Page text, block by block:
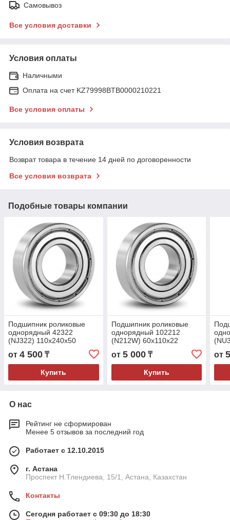
Самовывоз
Все условия доставки
Условия оплаты
Наличными
Оплата на счет KZ79998BTB0000210221
Все условия оплаты
Условия возврата
Возврат товара в течение 14 дней по договоренности
Все условия возврата
Подобные товары компании
Подшипник роликовые
однорядный 42322
(NJ322) 110x240x50
от 4 500 ₸
Купить
Подшипник роликовые
однорядный 102212
(N212W) 60x110x22
от 5 000₸
Купить
от
О нас
Рейтинг не сформирован
Менее 5 отзывов за последний год
Работает с 12.10.2015
г. Астана
Проспект Н.Тлендиева, 15/1, Астана, Казахстан
Контакты
Сегодня работает с 09:30 до 18:30